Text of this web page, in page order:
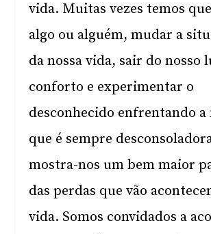
vida. Muitas vezes temos
algo ou alguém, mudar a
da nossa vida, sair do nosso
conforto e experimentar o
desconhecido enfrentando a
que é sempre
mostra-nos um bem maior
das perdas que vão
vida. Somos convidados a